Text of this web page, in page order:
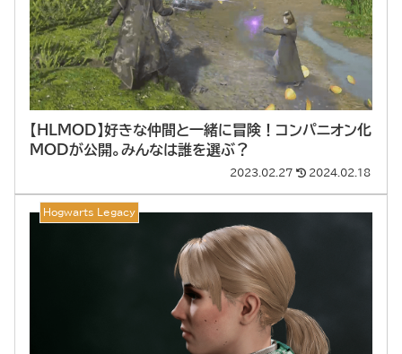
【HLMOD】好きな仲間と一緒に冒険！コンパニオン化
MODが公開。みんなは誰を選ぶ？
2023.02.27 2024.02.18
Hogwarts Legacy